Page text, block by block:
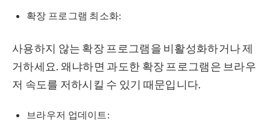
확장 프로그램 최소화:
사용하지 않는 확장 프로그램을 비활성화하거나 제
거하세요. 왜냐하면 과도한 확장 프로그램은 브라우
저 속도를 저하시킬 수 있기 때문입니다.
브라우저 업데이트: